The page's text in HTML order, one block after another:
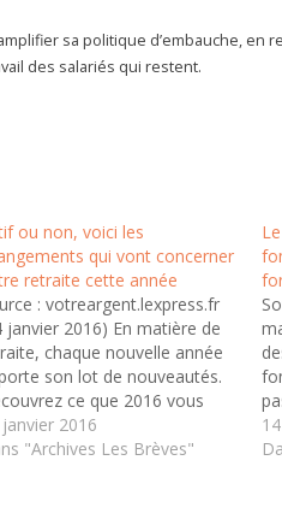
sa politique d’embauche, en
des salariés qui restent.
ou non, voici les
qui vont concerner
retraite cette année
: votreargent.lexpress.fr
janvier 2016) En matière de
chaque nouvelle année
son lot de nouveautés.
ce que 2016 vous
que vous soyez actif ou
pensionné. Hausse des
2016
"Archives Les Brèves"